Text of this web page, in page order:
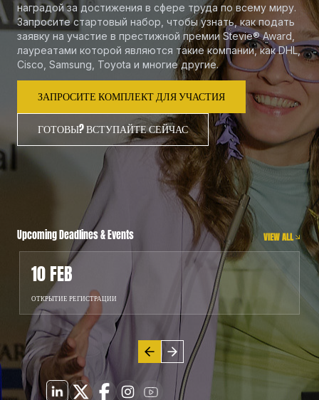
наградой за достижения в сфере труда по всему миру.
Запросите стартовый набор, чтобы узнать, как подать
заявку на участие в престижной премии Stevie® Award,
лауреатами которой являются такие компании, как DHL,
Cisco, Samsung, Toyota и многие другие.
ЗАПРОСИТЕ КОМПЛЕКТ ДЛЯ УЧАСТИЯ
ГОТОВЫ? ВСТУПАЙТЕ СЕЙЧАС
Upcoming Deadlines & Events VIEW ALL
10 FEB
ОТКРЫТИЕ РЕГИСТРАЦИИ